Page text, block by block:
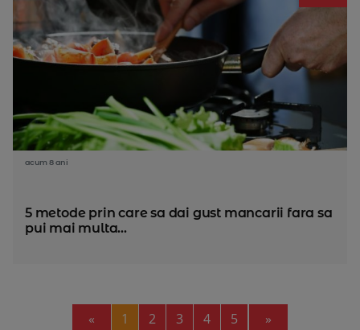
acum 8 ani
5 metode prin care sa dai gust mancarii fara sa
pui mai multa...
« Previous
1 2 3 4 5 »